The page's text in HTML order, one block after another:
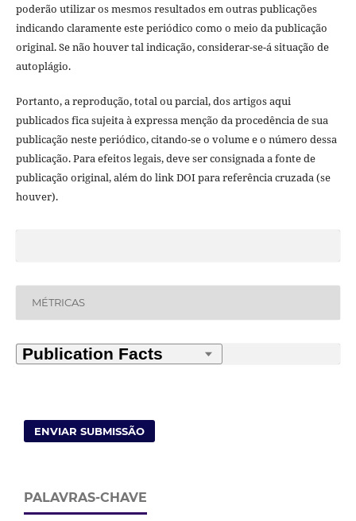
poderão utilizar os mesmos resultados em outras publicações
indicando claramente este periódico como o meio da publicação
original. Se não houver tal indicação, considerar-se-á situação de
autoplágio.
Portanto, a reprodução, total ou parcial, dos artigos aqui
publicados fica sujeita à expressa menção da procedência de sua
publicação neste periódico, citando-se o volume e o número dessa
publicação. Para efeitos legais, deve ser consignada a fonte de
publicação original, além do link DOI para referência cruzada (se
houver).
MÉTRICAS
ENVIAR SUBMISSÃO
PALAVRAS-CHAVE